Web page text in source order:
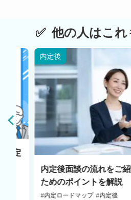
他の人はこれ
々定
内定後
内定後面談の流れをご
ためのポイントを解説
#内定ロードマップ #内定後